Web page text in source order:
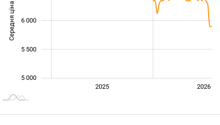
Середня ціна 5 400
5 000
6 000
5 500
2025 2026